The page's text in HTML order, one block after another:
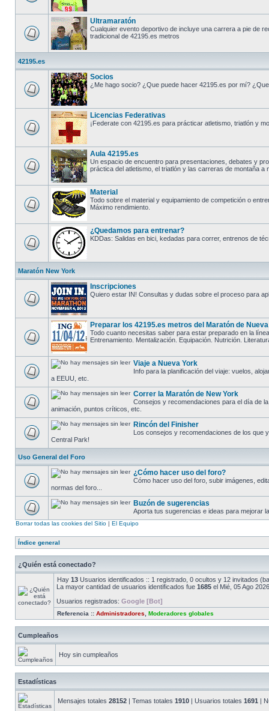
Ultramaratón
Cualquier evento deportivo de incluye una carrera a pie de
tradicional de 42195.es metros
42195.es
Socios
¿Me hago socio? ¿Que puede hacer 42195.es por mí?
Licencias Federativas
¡Federate con 42195.es para prácticar atletismo, triatlón y
Aula 42195.es
Un espacio de encuentro para presentaciones, debates y
práctica del atletismo, el triatlón y las carreras de montaña a
Material
Todo sobre el material y equipamiento de competición o
Máximo rendimiento.
¿Quedamos para entrenar?
KDDas: Salidas en bici, kedadas para correr, entrenos de
Maratón New York
Inscripciones
Quiero estar IN! Consultas y dudas sobre el proceso para
Preparar los 42195.es metros del Maratón de
Todo cuanto necesitas saber para estar preparado en la
Entrenamiento. Mentalización. Equipación. Nutrición.
Viaje a Nueva York
Info para la planificación del viaje: vuelos,
a EEUU, etc.
Correr la Maratón de New York
Consejos y recomendaciones para el día de
animación, puntos críticos, etc.
Rincón del Finisher
Los consejos y recomendaciones de los que
Central Park!
Uso General del Foro
¿Cómo hacer uso del foro?
Cómo hacer uso del foro, subir imágenes,
normas del foro...
Buzón de sugerencias
Aporta tus sugerencias e ideas para mejorar
Borrar todas las cookies del Sitio | El Equipo
Índice general
¿Quién está conectado?
Hay 13 Usuarios identificados :: 1 registrado, 0 ocultos y 12 invitados
La mayor cantidad de usuarios identificados fue 1685 el Mié, 05 Ago
Usuarios registrados: Google [Bot]
Referencia :: Administradores Moderadores globales
Cumpleaños
Hoy sin cumpleaños
Estadísticas
Mensajes totales 28152 | Temas totales 1910 | Usuarios totales 1691 |